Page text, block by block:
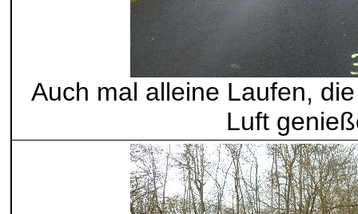
Auch mal alleine Laufen,
Luft